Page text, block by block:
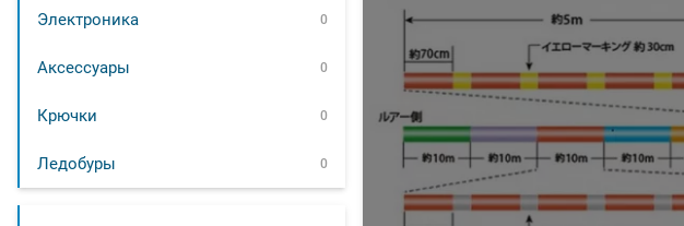
Электроника 0
Аксессуары 0
Крючки 0
Ледобуры 0